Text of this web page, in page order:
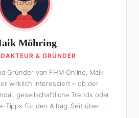
Möhring
& GRÜNDER
Gründer von FHM Online. Maik
wirklich interessiert – ob der
gesellschaftliche Trends oder
Tipps für den Alltag. Seit über 10